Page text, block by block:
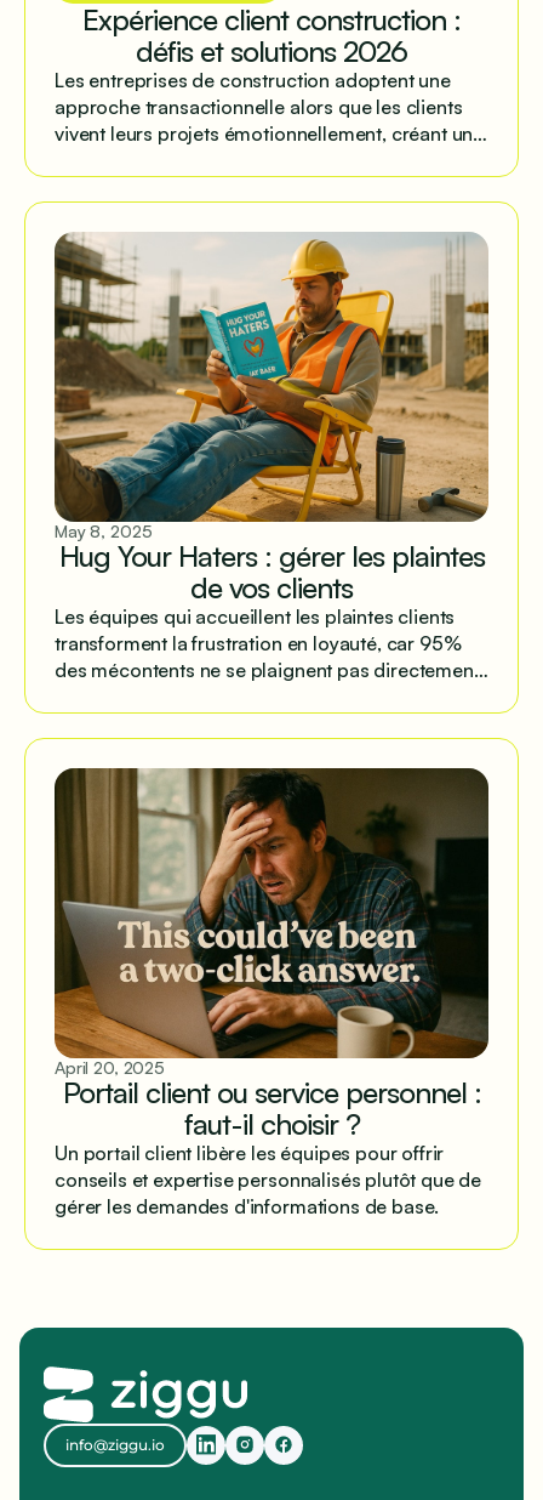
Expérience client construction :
défis et solutions 2026
Les entreprises de construction adoptent une
approche transactionnelle alors que les clients
vivent leurs projets émotionnellement, créant un
May 8, 2025
Hug Your Haters : gérer les plaintes
de vos clients
Les équipes qui accueillent les plaintes clients
transforment la frustration en loyauté, car 95%
des mécontents ne se plaignent pas directement
April 20, 2025
Portail client ou service personnel :
faut-il choisir ?
Un portail client libère les équipes pour offrir
conseils et expertise personnalisés plutôt que de
gérer les demandes d'informations de base.
info@ziggu.io